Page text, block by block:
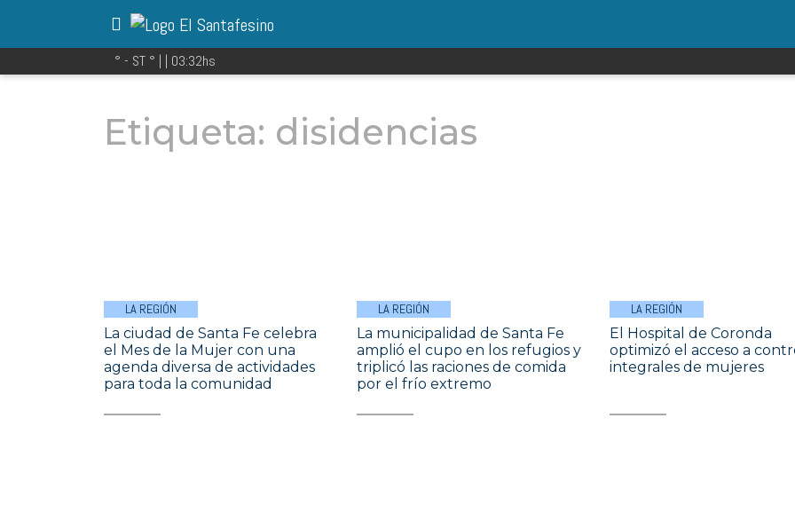
° - ST ° | | 03:32hs
Etiqueta: disidencias
LA REGIÓN
La ciudad de Santa Fe celebra
el Mes de la Mujer con una
agenda diversa de actividades
para toda la comunidad
LA REGIÓN
La municipalidad de Santa Fe
amplió el cupo en los refugios y
triplicó las raciones de comida
por el frío extremo
LA REGIÓN
El Hospital de Coronda
optimizó el acceso a
integrales de mujeres